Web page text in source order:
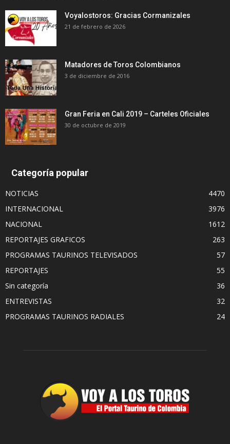
Voyalostoros: Gracias Cormanizales
21 de febrero de 2026
Matadores de Toros Colombianos
3 de diciembre de 2016
Gran Feria en Cali 2019 – Carteles Oficiales
30 de octubre de 2019
Categoría popular
NOTICIAS
4470
INTERNACIONAL
3976
NACIONAL
1612
REPORTAJES GRAFICOS
263
PROGRAMAS TAURINOS TELEVISADOS
57
REPORTAJES
55
Sin categoría
36
ENTREVISTAS
32
PROGRAMAS TAURINOS RADIALES
24